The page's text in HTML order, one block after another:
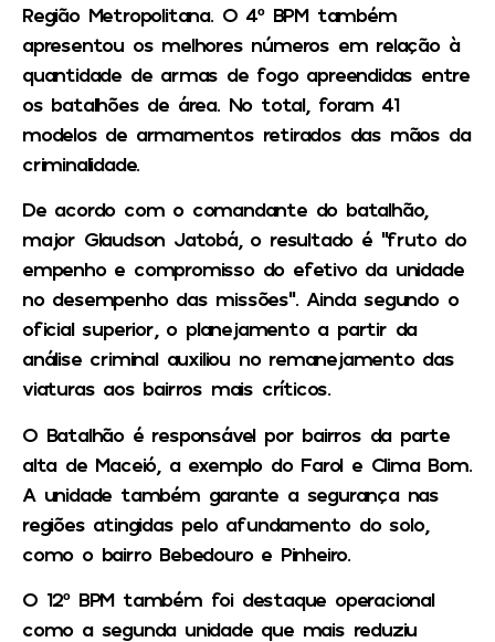
Região Metropolitana. O 4º BPM também
apresentou os melhores números em relação à
quantidade de armas de fogo apreendidas entre
os batalhões de área. No total, foram 41
modelos de armamentos retirados das mãos da
criminalidade.
De acordo com o comandante do batalhão,
major Glaudson Jatobá, o resultado é “fruto do
empenho e compromisso do efetivo da unidade
no desempenho das missões”. Ainda segundo o
oficial superior, o planejamento a partir da
análise criminal auxiliou no remanejamento das
viaturas aos bairros mais críticos.
O Batalhão é responsável por bairros da parte
alta de Maceió, a exemplo do Farol e Clima Bom.
A unidade também garante a segurança nas
regiões atingidas pelo afundamento do solo,
como o bairro Bebedouro e Pinheiro.
O 12º BPM também foi destaque operacional
como a segunda unidade que mais reduziu